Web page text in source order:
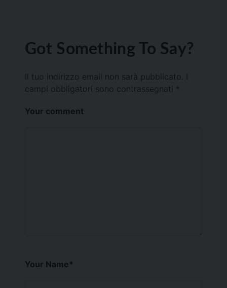
Got Something To Say?
Il tuo indirizzo email non sarà pubblicato.
campi obbligatori sono contrassegnati *
Your comment
Your Name*